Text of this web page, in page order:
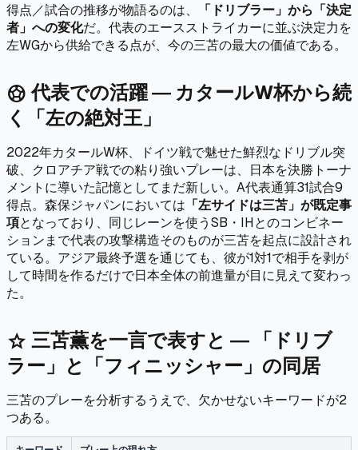
得点／試合の推移が物語るのは、
「ドリブラー」から「決定
者」への変化だ。代表のエースストライカーに並ぶ決定力を
左WGから供給できる点が、今の三苫の最大の価値である。
sports_soccer代表での活躍 ― カタールW杯から続
く「左の絶対王」
2022年カタールW杯、ドイツ戦で魅せた鮮烈なドリブル突
破、クロアチア戦での粘り強いプレーは、日本を決勝トーナ
メントに導いた記憶としてまだ新しい。A代表通算31試合9
得点。森保ジャパンにおいては 「左サイドは三苫」が既定事
項となっており、同じレーンを使うSB・IHとのコンビネー
ションまで代表の攻撃構造そのものが三苫を起点に設計され
ている。アジア最終予選を通じても、彼が1対1で相手を剥が
して時間を作るだけで日本全体の前進量が目に見えて変わっ
た。
star 三苫薫を一言で表すと ― 「ドリブ
ラー」と「フィニッシャー」の同居
三苫のプレーを分析するうえで、欠かせないキーワードが2
つある。